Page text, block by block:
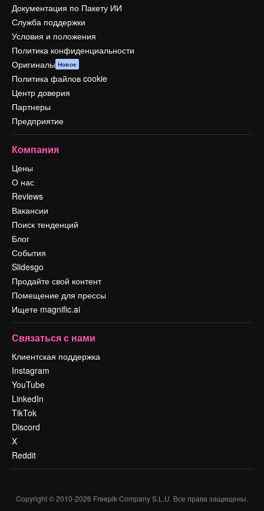
Документация по Пакету ИИ
Служба поддержки
Условия и положения
Политика конфиденциальности
Оригиналы Новое
Политика файлов cookie
Центр доверия
Партнеры
Предприятие
Компания
Цены
О нас
Reviews
Вакансии
Поиск тенденций
Блог
События
Slidesgo
Продайте свой контент
Помещение для прессы
Ищете magnific.ai
Связаться с нами
Клиентская поддержка
Instagram
YouTube
LinkedIn
TikTok
Discord
X
Reddit
Copyright © 2010-2026 Freepik Company S.L.U. Все права защищены.